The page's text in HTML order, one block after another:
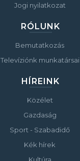
Jogi nyilatkozat
RÓLUNK
Bemutatkozás
Televíziónk munkatársai
HÍREINK
Közélet
Gazdaság
Sport - Szabadidő
Kék hírek